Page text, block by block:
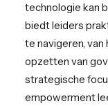
technologie kan
biedt leiders
te navigeren,
opzetten van
strategische
empowerment